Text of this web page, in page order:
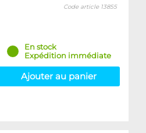
Code article 13855
En stock
Expédition immédiate
Ajouter au panier